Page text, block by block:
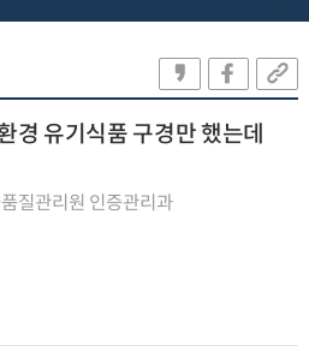
경 유기식품 구경만 했는데
질관리원 인증관리과